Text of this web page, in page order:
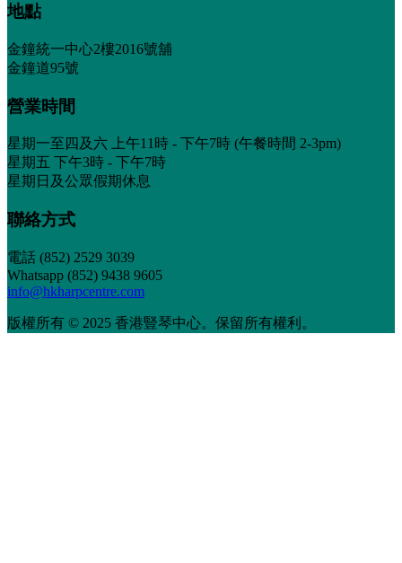
地點
金鐘統一中心2樓2016號舖
金鐘道95號
營業時間
星期一至四及六 上午11時 - 下午7時 (午餐時間 2-3pm)
星期五 下午3時 - 下午7時
星期日及公眾假期休息
聯絡方式
電話 (852) 2529 3039
Whatsapp (852) 9438 9605
info@hkharpcentre.com
版權所有 © 2025 香港豎琴中心。保留所有權利。